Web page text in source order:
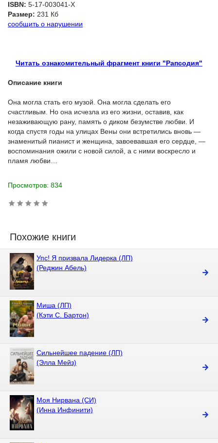
ISBN: 5-17-003041-X
Размер: 231 Кб
сообщить о нарушении
Читать ознакомительный фрагмент книги "Рапсодия"
Описание книги
Она могла стать его музой. Она могла сделать его
счастливым. Но она исчезла из его жизни, оставив, как
незаживающую рану, память о диком безумстве любви. И
когда спустя годы на улицах Вены они встретились вновь —
знаменитый пианист и женщина, завоевавшая его сердце, —
воспоминания ожили с новой силой, а с ними воскресло и
пламя любви…
Просмотров: 834
Похожие книги
Упс! Я призвала Лидерка (ЛП)
(Реджин Абель)
Миша (ЛП)
(Кэти С. Бартон)
Сильнейшее падение (ЛП)
(Элла Мейз)
Моя Нирвана (СИ)
(Инна Инфинити)